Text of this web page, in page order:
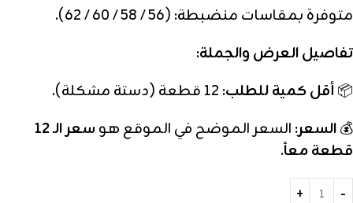
متوفرة بمقاسات منضبطة: (56 / 58 / 60 / 62).
تفاصيل العرض والجملة:
📦أقل كمية للطلب:
💰السعر: السعر الموضح في الموقع هو
سعر الـ 12
قطعة معاً.